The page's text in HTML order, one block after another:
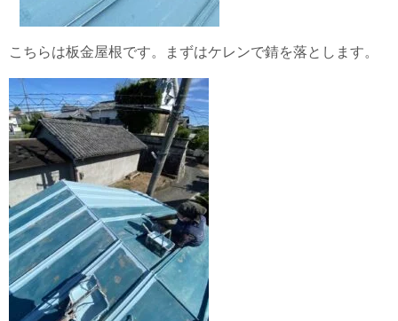
こちらは板金屋根です。まずはケレンで錆を落とします。